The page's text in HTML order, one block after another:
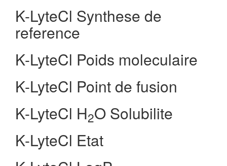
K-LyteCl Synthese de
reference
K-LyteCl Poids moleculaire
K-LyteCl Point de fusion
K-LyteCl H2O Solubilite
K-LyteCl Etat